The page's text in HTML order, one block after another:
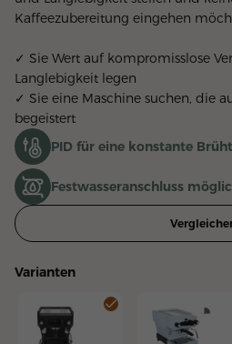
Kaffeezubereitung eingehen
✓ Sie Wert auf kompromisslose
Langlebigkeit legen
✓ Sie eine Maschine suchen, die
begeistert
PID für eine konstante
Festwasseranschluss
Varianten